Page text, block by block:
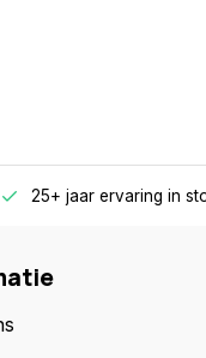
25+ jaar ervaring in